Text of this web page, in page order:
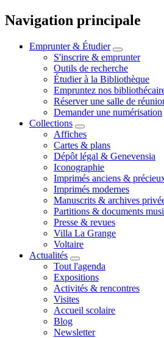
Navigation principale
Emprunter & Étudier
S'inscrire & emprunter
Outils de recherche
Étudier à la Bibliothèque
Empruntez nos
Réserver une salle de
Demander une numérisation
Collections
Affiches
Cartes & plans
Dépôt légal & Genevensia
Iconographie
Imprimés anciens &
Imprimés modernes
Manuscrits & archives
Partitions & documents
Presse & revues
Villa La Grange
Voltaire
Actualités
Tout l'agenda
Expositions
Activités & rencontres
Visites
Accueil scolaire
Blog
Newsletter